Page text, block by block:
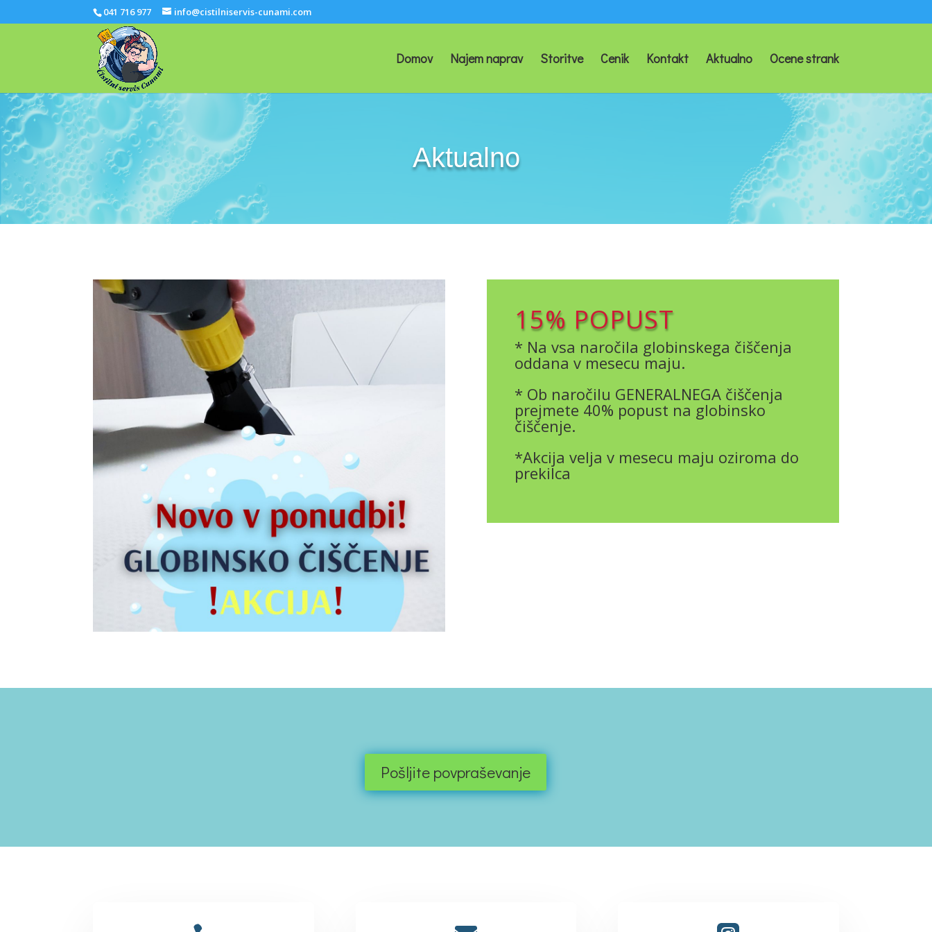
041 716 977 info@cistilniservis-cunami.com
Domov Najem naprav Storitve Cenik Kontakt Aktualno Ocene strank
Aktualno
15% POPUST
* Na vsa naročila globinskega čiščenja
oddana v mesecu maju.
* Ob naročilu GENERALNEGA čiščenja
prejmete 40% popust na globinsko
čiščenje.
*Akcija velja v mesecu maju oziroma do
prekilca
Pošljite povpraševanje